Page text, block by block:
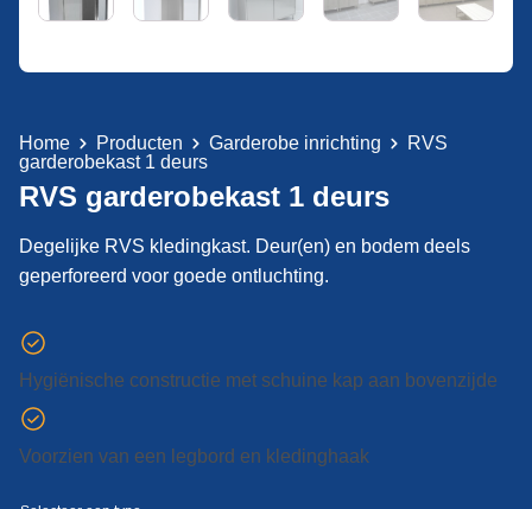
Home Producten Garderobe inrichting
RVS
garderobekast 1 deurs
RVS garderobekast 1 deurs
Degelijke RVS kledingkast. Deur(en) en bodem deels
geperforeerd voor goede ontluchting.
Hygiënische constructie met schuine kap aan bovenzijde
Voorzien van een legbord en kledinghaak